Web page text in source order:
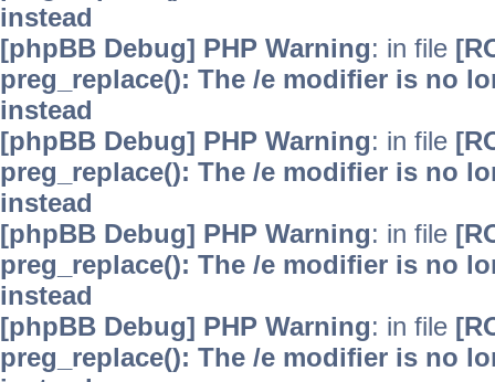
instead
[phpBB Debug] PHP Warning: in file
preg_replace(): The /e modifier is no
instead
[phpBB Debug] PHP Warning: in file
preg_replace(): The /e modifier is no
instead
[phpBB Debug] PHP Warning: in file
preg_replace(): The /e modifier is no
instead
[phpBB Debug] PHP Warning: in file
preg_replace(): The /e modifier is no